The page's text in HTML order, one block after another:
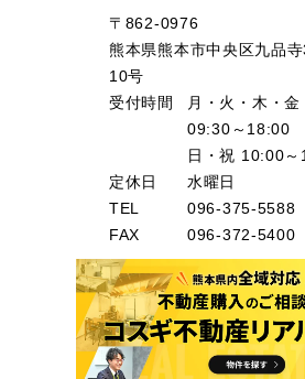
〒862-0976
熊本県熊本市中央区九品
10号
受付時間
月・火・木・金
09:30～18:00
日・祝 10:00
定休日
水曜日
TEL
096-375-5588
FAX
096-372-5400